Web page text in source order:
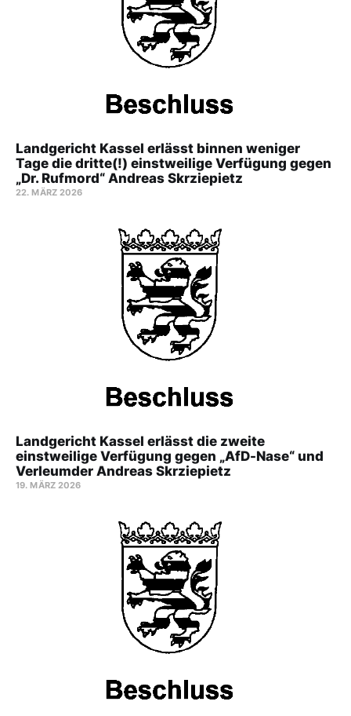
Landgericht Kassel erlässt binnen weniger
Tage die dritte(!) einstweilige Verfügung gegen
„Dr. Rufmord“ Andreas Skrziepietz
22. MÄRZ 2026
Landgericht Kassel erlässt die zweite
einstweilige Verfügung gegen „AfD-Nase“ und
Verleumder Andreas Skrziepietz
19. MÄRZ 2026